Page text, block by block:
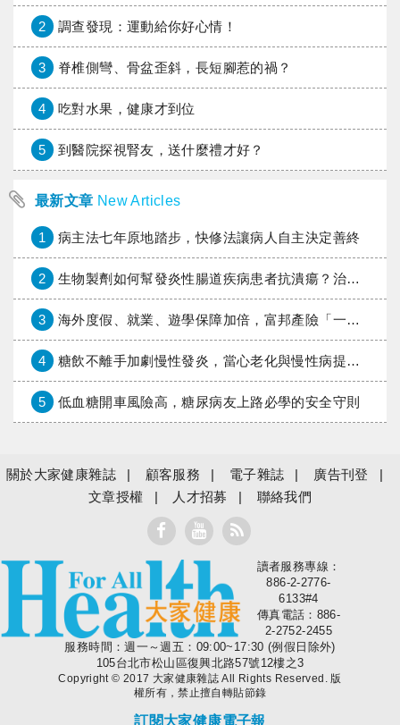
2 調查發現：運動給你好心情！
3 脊椎側彎、骨盆歪斜，長短腳惹的禍？
4 吃對水果，健康才到位
5 到醫院探視腎友，送什麼禮才好？
最新文章 New Articles
1 病主法七年原地踏步，快修法讓病人自主決定善終
2 生物製劑如何幫發炎性腸道疾病患者抗潰瘍？治療進展與健保給付困境一次看
3 海外度假、就業、遊學保障加倍，富邦產險「一期逐夢」專案加碼遠距醫療與緊急救援
4 糖飲不離手加劇慢性發炎，當心老化與慢性病提早報到
5 低血糖開車風險高，糖尿病友上路必學的安全守則
關於大家健康雜誌 顧客服務 電子雜誌
廣告刊登
文章授權
人才招募 聯絡我們
大家健康
讀者服務專線：
886-2-2776-
6133#4
傳真電話：886-
2-2752-2455
服務時間：週一～週五：09:00~17:30 (例假日除外)
105台北市松山區復興北路57號12樓之3
Copyright © 2017 大家健康雜誌 All Rights Reserved. 版
權所有，禁止擅自轉貼節錄
訂閱大家健康電子報